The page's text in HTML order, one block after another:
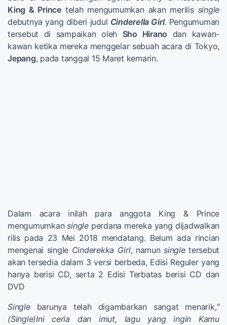
King & Princetelah mengumumkan akan merilis single
debutnya yang diberi judul Cinderella Girl. Pengumuman
tersebut di sampaikan oleh Sho Hirano dan kawan-
kawan ketika mereka menggelar sebuah acara di Tokyo,
Jepang, pada tanggal 15 Maret kemarin.
Dalam acara inilah para anggota King & Prince
mengumumkansingleperdana mereka yang dijadwalkan
rilis pada 23 Mei 2018 mendatang. Belum ada rincian
mengenai single Cinderekka Girl, namun singletersebut
akan tersedia dalam 3 versi berbeda, Edisi Reguler yang
hanya berisi CD, serta 2 Edisi Terbatas berisi CD dan
DVD
Singlebarunya telah digambarkan sangat menarik,"
(Single)Ini ceria dan imut, lagu yang ingin Kamu